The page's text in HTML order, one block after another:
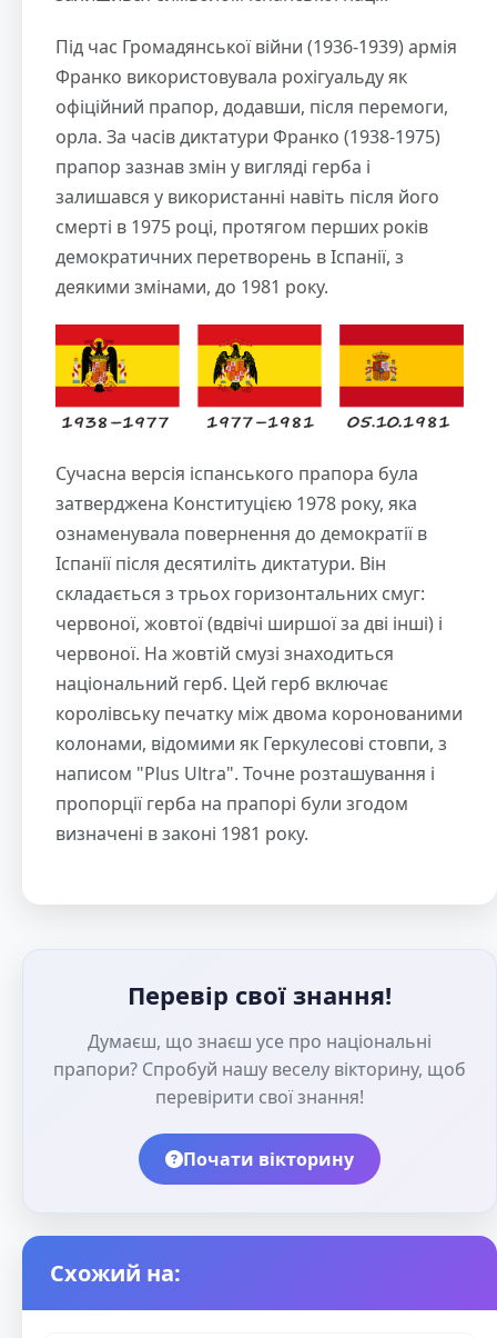
Під час Громадянської війни (1936-1939) армія
Франко використовувала рохігуальду як
офіційний прапор, додавши, після перемоги,
орла. За часів диктатури Франко (1938-1975)
прапор зазнав змін у вигляді герба і
залишався у використанні навіть після його
смерті в 1975 році, протягом перших років
демократичних перетворень в Іспанії, з
деякими змінами, до 1981 року.
Сучасна версія іспанського прапора була
затверджена Конституцією 1978 року, яка
ознаменувала повернення до демократії в
Іспанії після десятиліть диктатури. Він
складається з трьох горизонтальних смуг:
червоної, жовтої (вдвічі ширшої за дві інші) і
червоної. На жовтій смузі знаходиться
національний герб. Цей герб включає
королівську печатку між двома коронованими
колонами, відомими як Геркулесові стовпи, з
написом "Plus Ultra". Точне розташування і
пропорції герба на прапорі були згодом
визначені в законі 1981 року.
Перевір свої знання!
Думаєш, що знаєш усе про національні
прапори? Спробуй нашу веселу вікторину, щоб
перевірити свої знання!
Почати вікторину
Схожий на: